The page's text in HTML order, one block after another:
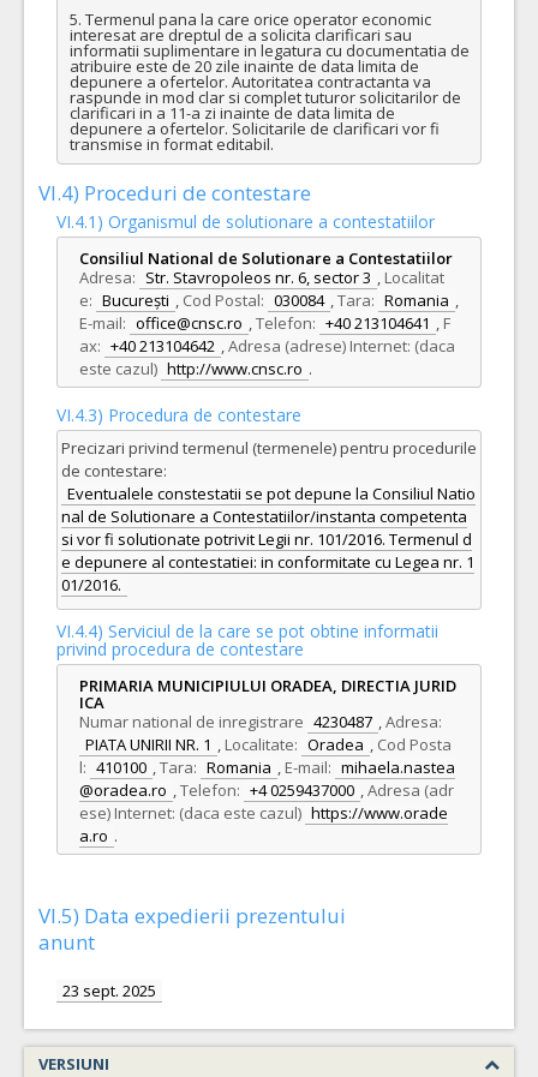
5. Termenul pana la care orice operator economic
interesat are dreptul de a solicita clarificari sau
informatii suplimentare in legatura cu documentatia de
atribuire este de 20 zile inainte de data limita de
depunere a ofertelor. Autoritatea contractanta va
raspunde in mod clar si complet tuturor solicitarilor de
clarificari in a 11-a zi inainte de data limita de
depunere a ofertelor. Solicitarile de clarificari vor fi
transmise in format editabil.
VI.4) Proceduri de contestare
VI.4.1) Organismul de solutionare a contestatiilor
Consiliul National de Solutionare a Contestatiilor
Adresa: Str. Stavropoleos nr. 6, sector 3 , Localitat
e: București , Cod Postal: 030084 ,Tara: Romania ,
E-mail: office@cnsc.ro ,Telefon: +40 213104641 , F
ax: +40 213104642 ,Adresa (adrese) Internet: (daca
este cazul) http://www.cnsc.ro .
VI.4.3) Procedura de contestare
Precizari privind termenul (termenele) pentru procedurile
de contestare:
Eventualele constestatii se pot depune la Consiliul Natio
nal de Solutionare a Contestatiilor/instanta competenta
si vor fi solutionate potrivit Legii nr. 101/2016. Termenul d
e depunere al contestatiei: in conformitate cu Legea nr. 1
01/2016.
VI.4.4) Serviciul de la care se pot obtine informatii
privind procedura de contestare
PRIMARIA MUNICIPIULUI ORADEA, DIRECTIA JURID
ICA
Numar national de inregistrare 4230487 ,Adresa:
PIATA UNIRII NR. 1 , Localitate: Oradea , Cod Posta
l: 410100 ,Tara: Romania , E-mail: mihaela.nastea
@oradea.ro ,Telefon: +4 0259437000 ,Adresa (adr
ese) Internet: (daca este cazul) https://www.orade
a.ro .
VI.5) Data expedierii prezentului
anunt
23 sept. 2025
VERSIUNI